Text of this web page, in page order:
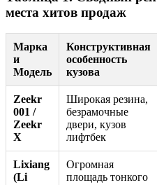
места хитов продаж
Марка
и
Модель
Конструктивная
особенность
кузова
Zeekr
001 /
Zeekr
X
Широкая резина,
безрамочные
двери, кузов
лифтбек
Lixiang
(Li
Огромная
площадь тонкого